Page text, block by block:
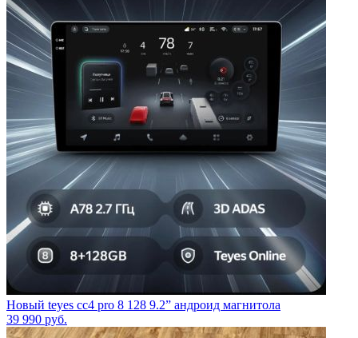
Новый teyes cc4 pro 8 128 9.2” андроид магнитола
39 990 руб.